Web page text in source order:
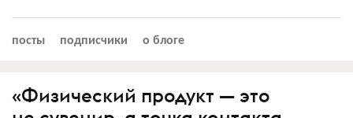
посты подписчики о блоге
«Физический продукт — это